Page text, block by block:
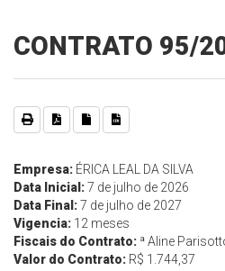
CONTRATO 95/
Empresa: ÉRICA LEAL DA SILVA
Data Inicial:7 de julho de 2026
Data Final:7 de julho de 2027
Vigencia: 12 meses
Fiscais do Contrato: ª Aline
Valor do Contrato: R$ 1.744,37